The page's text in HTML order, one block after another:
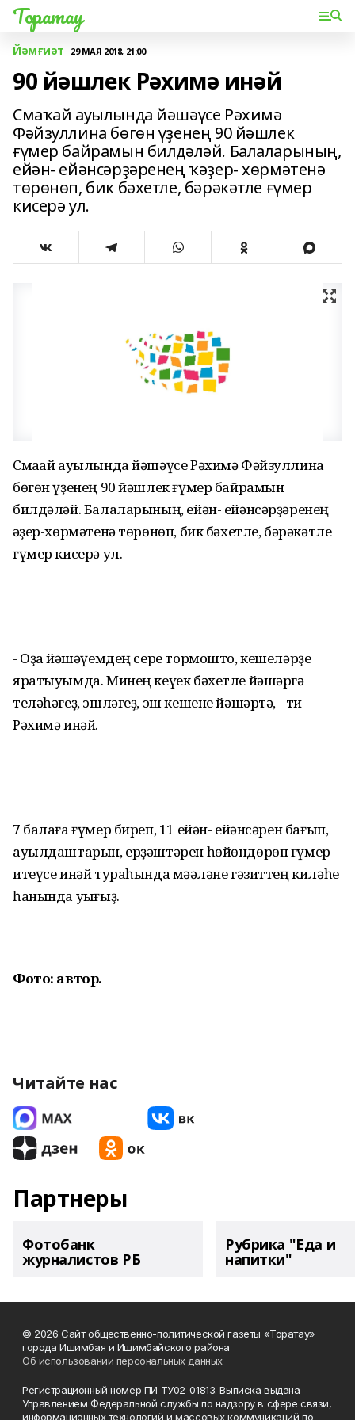
Торатау
Йәмғиәт 29 МАЯ 2018, 21:00
90 йәшлек Рәхимә инәй
Смаҡай ауылында йәшәүсе Рәхимә
Фәйзуллина бөгөн үҙенең 90 йәшлек
ғүмер байрамын билдәләй. Балаларының,
ейән- ейәнсәрҙәренең ҡәҙер- хөрмәтенә
төрөнөп, бик бәхетле, бәрәкәтле ғүмер
кисерә ул.
Смаҡай ауылында йәшәүсе Рәхимә Фәйзуллина
бөгөн үҙенең 90 йәшлек ғүмер байрамын
билдәләй. Балаларының, ейән- ейәнсәрҙәренең
ҡәҙер-хөрмәтенә төрөнөп, бик бәхетле, бәрәкәтле
ғүмер кисерә ул.
- Оҙаҡ йәшәүемдең сере тормошто, кешеләрҙе
яратыуымда. Минең кеүек бәхетле йәшәргә
теләһәгеҙ, эшләгеҙ, эш кешене йәшәртә, - ти
Рәхимә инәй.
7 балаға ғүмер биреп, 11 ейән- ейәнсәрен бағып,
ауылдаштарын, ерҙәштәрен һөйөндөрөп ғүмер
итеүсе инәй тураһында мәҡәләне гәзиттең киләһе
һанында уҡығыҙ.
Фото: автор.
Читайте нас
Партнеры
Фотобанк
журналистов РБ
Рубрика "Еда и
напитки"
© 2026 Сайт общественно-политической газеты «Торатау»
города Ишимбая и Ишимбайского района
Об использовании персональных данных
Регистрационный номер ПИ ТУ02-01813. Выписка выдана
Управлением Федеральной службы по надзору в сфере связи,
информационных технологий и массовых коммуникаций по